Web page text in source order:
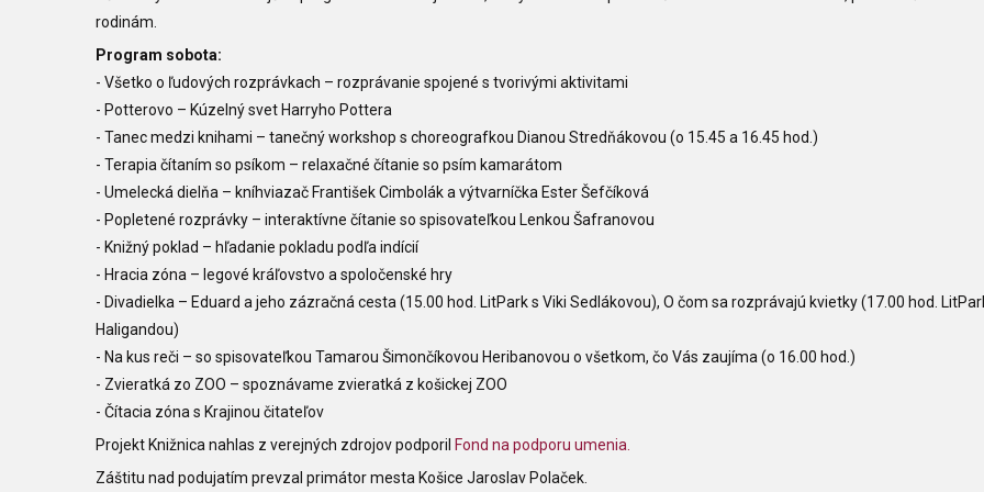
rodinám.
Program sobota:
- Všetko o ľudových rozprávkach – rozprávanie spojené s tvorivými aktivitami
- Potterovo – Kúzelný svet Harryho Pottera
- Tanec medzi knihami – tanečný workshop s choreografkou Dianou Stredňákovou (o 15.45 a 16.45 hod.)
- Terapia čítaním so psíkom – relaxačné čítanie so psím kamarátom
- Umelecká dielňa – kníhviazač František Cimbolák a výtvarníčka Ester Šefčíková
- Popletené rozprávky – interaktívne čítanie so spisovateľkou Lenkou Šafranovou
- Knižný poklad – hľadanie pokladu podľa indícií
- Hracia zóna – legové kráľovstvo a spoločenské hry
- Divadielka – Eduard a jeho zázračná cesta (15.00 hod. LitPark s Viki Sedlákovou), O čom sa rozprávajú kvietky (17.00 hod.
Haligandou)
- Na kus reči – so spisovateľkou Tamarou Šimončíkovou Heribanovou o všetkom, čo Vás zaujíma (o 16.00 hod.)
- Zvieratká zo ZOO – spoznávame zvieratká z košickej ZOO
- Čítacia zóna s Krajinou čitateľov
Projekt Knižnica nahlas z verejných zdrojov podporil Fond na podporu umenia.
Záštitu nad podujatím prevzal primátor mesta Košice Jaroslav Polaček.